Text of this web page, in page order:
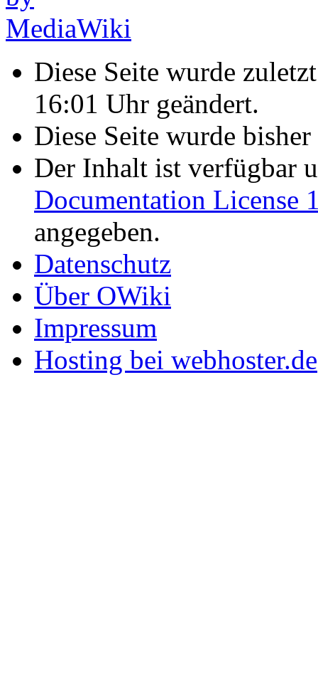
Diese Seite wurde
16:01 Uhr geändert.
Diese Seite wurde
Der Inhalt ist verfügbar
Documentation License
angegeben.
Datenschutz
Über OWiki
Impressum
Hosting bei webhoster.de